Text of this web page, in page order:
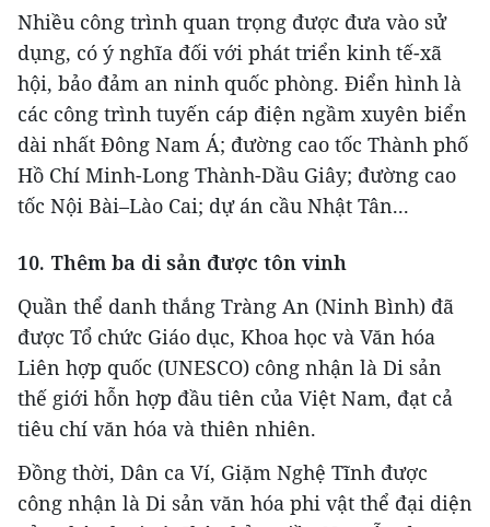
Nhiều công trình quan trọng được đưa vào sử
dụng, có ý nghĩa đối với phát triển kinh tế-xã
hội, bảo đảm an ninh quốc phòng. Điển hình là
các công trình tuyến cáp điện ngầm xuyên biển
dài nhất Đông Nam Á; đường cao tốc Thành phố
Hồ Chí Minh-Long Thành-Dầu Giây; đường cao
tốc Nội Bài–Lào Cai; dự án cầu Nhật Tân...
10. Thêm ba di sản được tôn vinh
Quần thể danh thắng Tràng An (Ninh Bình) đã
được Tổ chức Giáo dục, Khoa học và Văn hóa
Liên hợp quốc (UNESCO) công nhận là Di sản
thế giới hỗn hợp đầu tiên của Việt Nam, đạt cả
tiêu chí văn hóa và thiên nhiên.
Đồng thời, Dân ca Ví, Giặm Nghệ Tĩnh được
công nhận là Di sản văn hóa phi vật thể đại diện